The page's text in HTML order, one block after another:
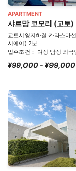
APARTMENT
샤르망 코모리 (교토)
교토시영지하철 카라스마
시에이) 2분
입주조건： 여성 남성 외국
¥99,000 - ¥99,000